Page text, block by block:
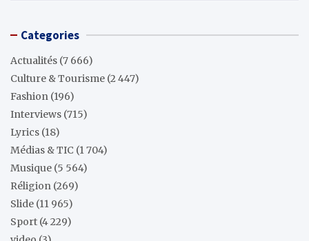
Categories
Actualités (7 666)
Culture & Tourisme (2 447)
Fashion (196)
Interviews (715)
Lyrics (18)
Médias & TIC (1 704)
Musique (5 564)
Réligion (269)
Slide (11 965)
Sport (4 229)